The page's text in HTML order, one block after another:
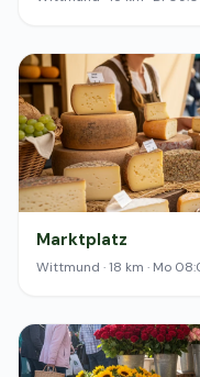
Marktplatz
Wittmund · 18 km · Mo